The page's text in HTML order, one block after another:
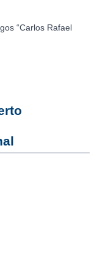
“Carlos Rafael